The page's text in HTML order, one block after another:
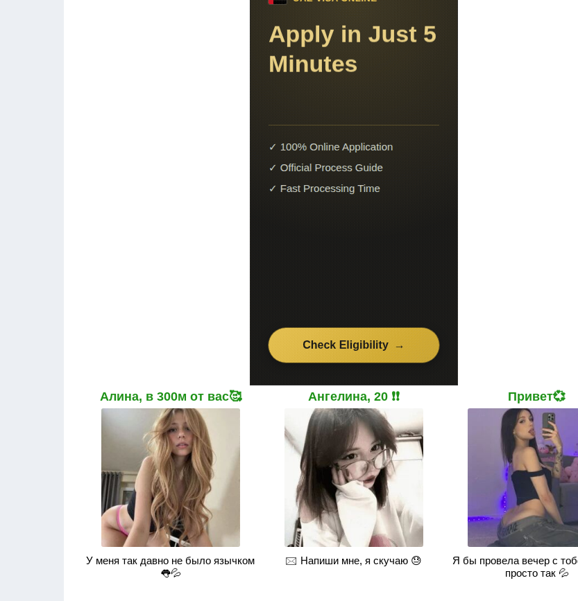
Алина, в 300м от вас🥰
У меня так давно не было язычком
👅💦
Ангелина, 20 ❗❗
🖂 Напиши мне, я скучаю 😓
Привет💞
Я бы провела вечер с
просто так 💦